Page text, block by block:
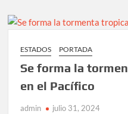
ESTADOS PORTADA
Se forma la
en el Pacífico
admin julio 31, 2024